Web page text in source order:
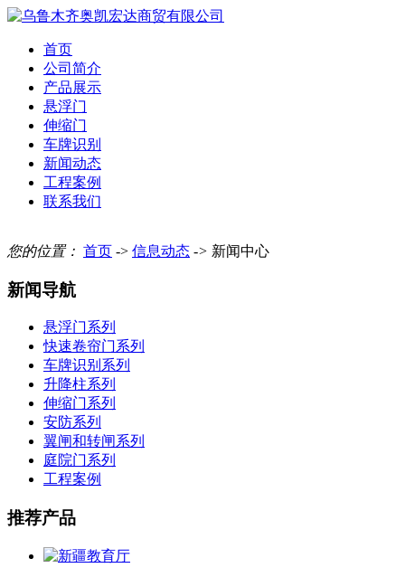
首页
公司简介
产品展示
悬浮门
伸缩门
车牌识别
新闻动态
工程案例
联系我们
您的位置： 首页 -> 信息动态 -> 新闻中心
新闻导航
悬浮门系列
快速卷帘门系列
车牌识别系列
升降柱系列
伸缩门系列
安防系列
翼闸和转闸系列
庭院门系列
工程案例
推荐产品